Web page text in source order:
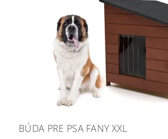
BÚDA PRE PSA FANY XXL